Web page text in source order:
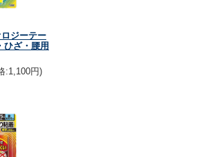
ジーテー
ひざ・腰用
:1,100円)